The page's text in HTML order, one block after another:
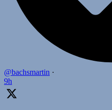
@bachsmartin ·
9h